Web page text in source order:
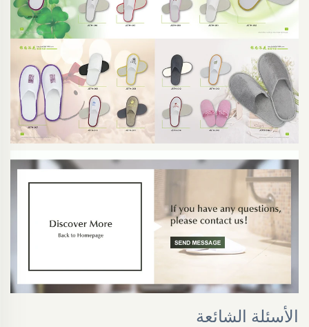
الأسئلة الشائعة